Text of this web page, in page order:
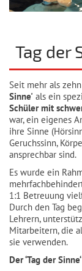
Tag der
Seit mehr als
Sinne' als ein
Schüler mit
war, ein eigenes
ihre Sinne
Geruchssinn,
ansprechbar sind.
Es wurde ein
1:1 Betreuung
Durch den Tag
Lehrern,
Mitarbeitern, die
sie verwenden.
Der ‘Tag der